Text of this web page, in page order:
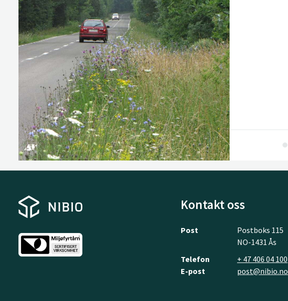
Kontakt oss
Post
Postboks 115
NO-1431 Ås
Telefon
+ 47 406 04 100
E-post
post@nibio.no